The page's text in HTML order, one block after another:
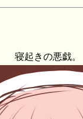
寝起きの悪戯